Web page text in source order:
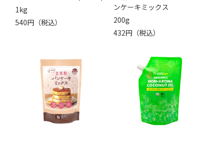
1kg
540円（税込）
ンケーキミックス
200g
432円（税込）